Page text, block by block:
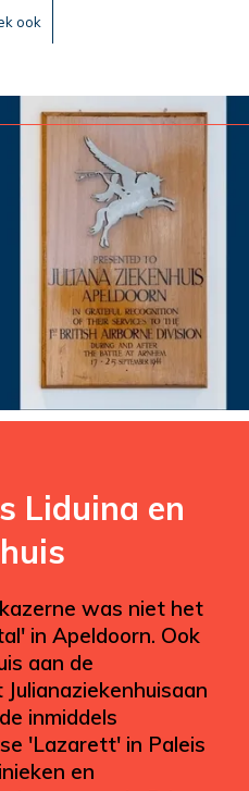
ook
Liduina en
was niet het
in Apeldoorn. Ook
aan de
inmiddels
'Lazarett' in Paleis
en